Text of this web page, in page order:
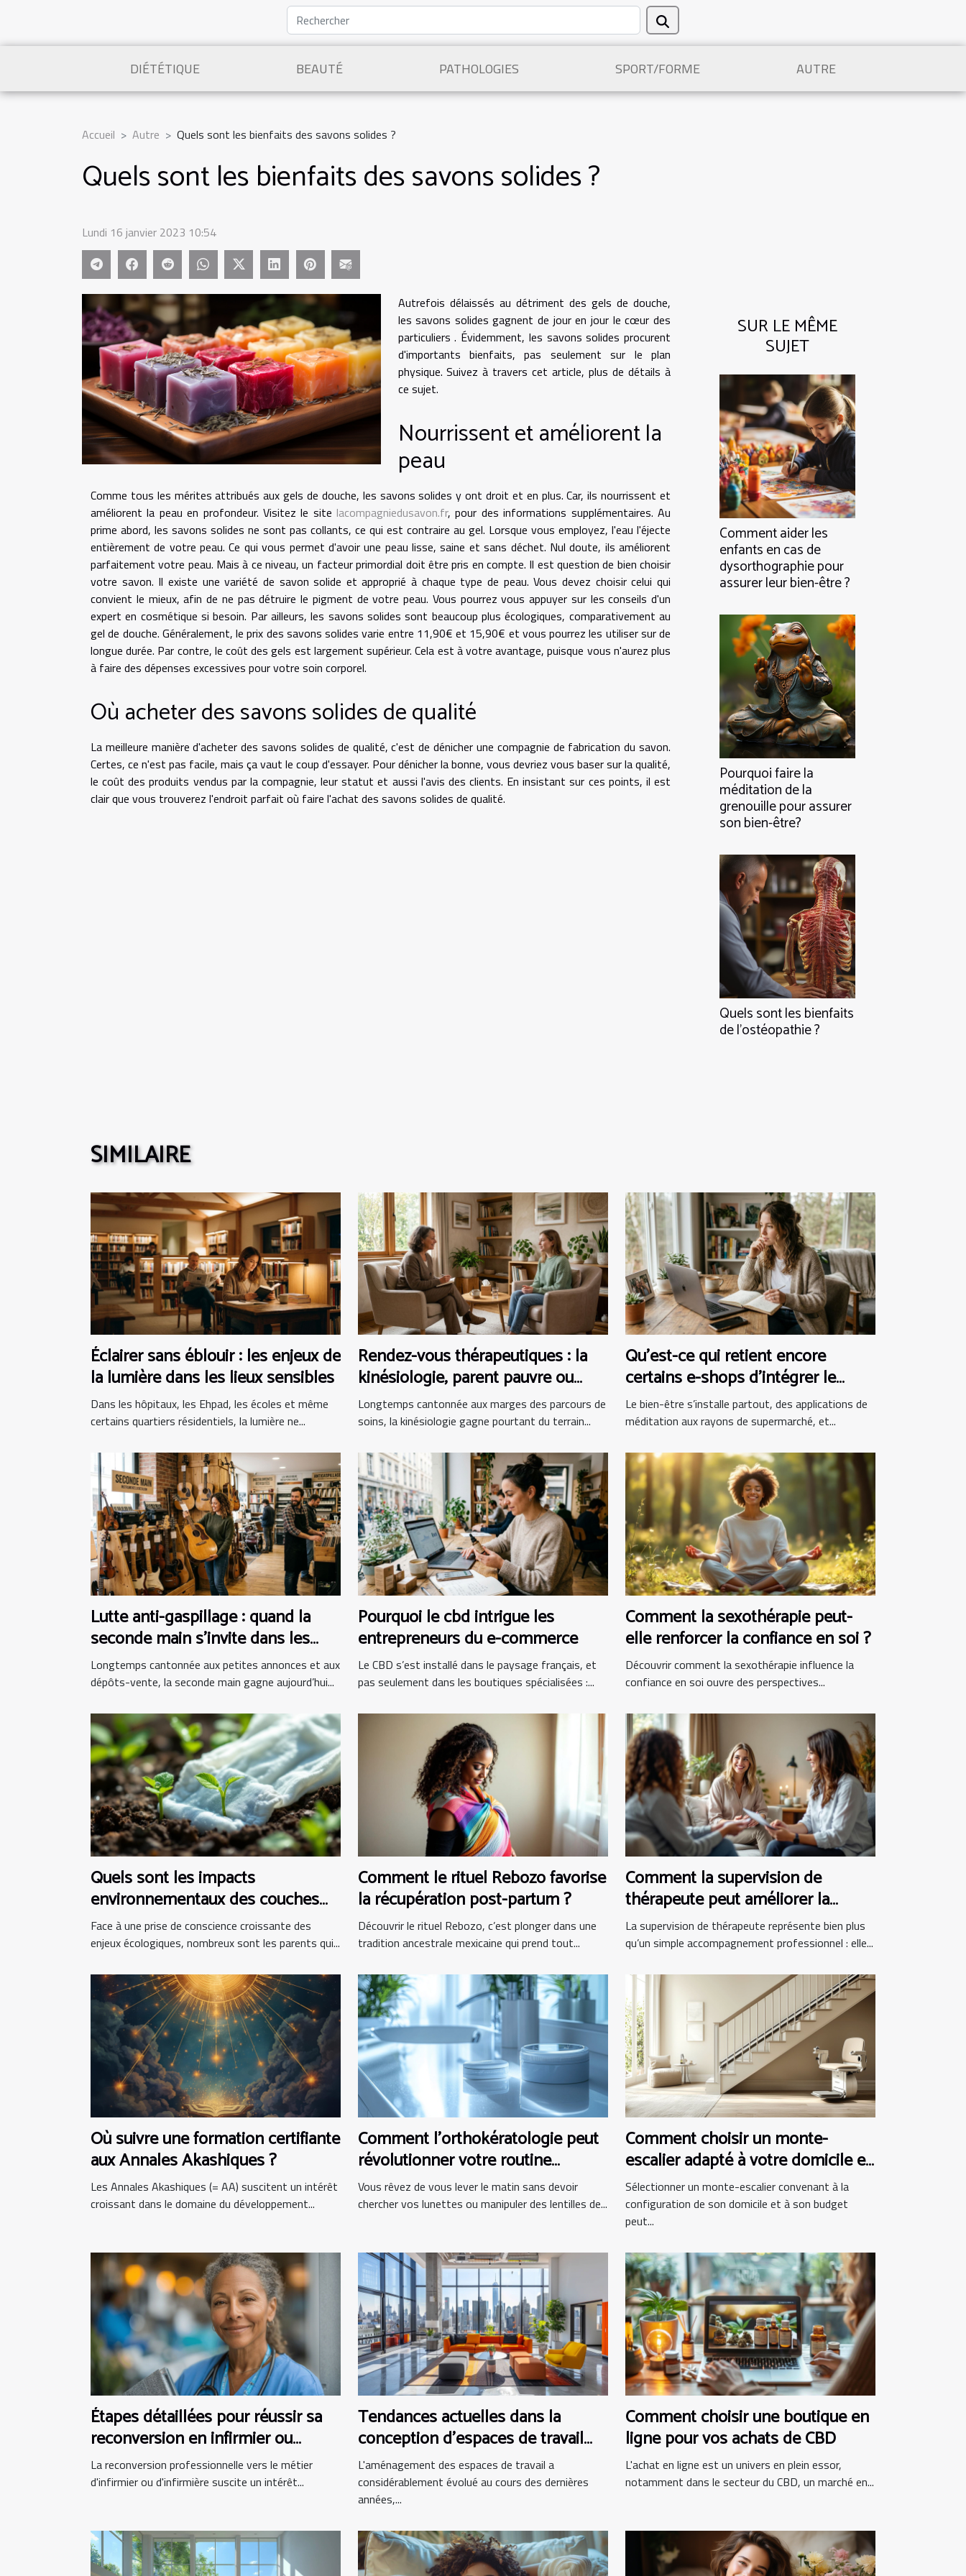
DIÉTÉTIQUE BEAUTÉ PATHOLOGIES SPORT/FORME AUTRE
Accueil Autre Quels sont les bienfaits des savons solides ?
Quels sont les bienfaits des savons solides ?
Lundi 16 janvier 2023 10:54
Autrefois délaissés au détriment des gels de douche,
les savons solides gagnent de jour en jour le cœur des
particuliers . Évidemment, les savons solides procurent
d'importants bienfaits, pas seulement sur le plan
physique. Suivez à travers cet article, plus de détails à
ce sujet.
Nourrissent et améliorent la
peau
Comme tous les mérites attribués aux gels de douche, les savons solides y ont droit et en plus. Car, ils nourrissent et
améliorent la peau en profondeur. Visitez le site lacompagniedusavon.fr, pour des informations supplémentaires. Au
prime abord, les savons solides ne sont pas collants, ce qui est contraire au gel. Lorsque vous employez, l'eau l'éjecte
entièrement de votre peau. Ce qui vous permet d'avoir une peau lisse, saine et sans déchet. Nul doute, ils améliorent
parfaitement votre peau. Mais à ce niveau, un facteur primordial doit être pris en compte. Il est question de bien choisir
votre savon. Il existe une variété de savon solide et approprié à chaque type de peau. Vous devez choisir celui qui
convient le mieux, afin de ne pas détruire le pigment de votre peau. Vous pourrez vous appuyer sur les conseils d'un
expert en cosmétique si besoin. Par ailleurs, les savons solides sont beaucoup plus écologiques, comparativement au
gel de douche. Généralement, le prix des savons solides varie entre 11,90€ et 15,90€ et vous pourrez les utiliser sur de
longue durée. Par contre, le coût des gels est largement supérieur. Cela est à votre avantage, puisque vous n'aurez plus
à faire des dépenses excessives pour votre soin corporel.
Où acheter des savons solides de qualité
La meilleure manière d'acheter des savons solides de qualité, c'est de dénicher une compagnie de fabrication du savon.
Certes, ce n'est pas facile, mais ça vaut le coup d'essayer. Pour dénicher la bonne, vous devriez vous baser sur la qualité,
le coût des produits vendus par la compagnie, leur statut et aussi l'avis des clients. En insistant sur ces points, il est
clair que vous trouverez l'endroit parfait où faire l'achat des savons solides de qualité.
SUR LE MÊME
SUJET
Comment aider les
enfants en cas de
dysorthographie pour
assurer leur bien-être ?
Pourquoi faire la
méditation de la
grenouille pour assurer
son bien-être?
Quels sont les bienfaits
de l’ostéopathie ?
SIMILAIRE
Éclairer sans éblouir : les enjeux de
la lumière dans les lieux sensibles
Dans les hôpitaux, les Ehpad, les écoles et même
certains quartiers résidentiels, la lumière ne...
Rendez-vous thérapeutiques : la
kinésiologie, parent pauvre ou
alliée incontournable ?
Longtemps cantonnée aux marges des parcours de
soins, la kinésiologie gagne pourtant du terrain...
Qu’est-ce qui retient encore
certains e-shops d’intégrer le
bien-être au panier ?
Le bien-être s’installe partout, des applications de
méditation aux rayons de supermarché, et...
Lutte anti-gaspillage : quand la
seconde main s’invite dans les
boutiques d’instruments
Longtemps cantonnée aux petites annonces et aux
dépôts-vente, la seconde main gagne aujourd’hui...
Pourquoi le cbd intrigue les
entrepreneurs du e-commerce
Le CBD s’est installé dans le paysage français, et
pas seulement dans les boutiques spécialisées :...
Comment la sexothérapie peut-
elle renforcer la confiance en soi ?
Découvrir comment la sexothérapie influence la
confiance en soi ouvre des perspectives...
Quels sont les impacts
environnementaux des couches
bio ?
Face à une prise de conscience croissante des
enjeux écologiques, nombreux sont les parents qui...
Comment le rituel Rebozo favorise
la récupération post-partum ?
Découvrir le rituel Rebozo, c’est plonger dans une
tradition ancestrale mexicaine qui prend tout...
Comment la supervision de
thérapeute peut améliorer la
pratique clinique
La supervision de thérapeute représente bien plus
qu’un simple accompagnement professionnel : elle...
Où suivre une formation certifiante
aux Annales Akashiques ?
Les Annales Akashiques (= AA) suscitent un intérêt
croissant dans le domaine du développement...
Comment l'orthokératologie peut
révolutionner votre routine
matinale ?
Vous rêvez de vous lever le matin sans devoir
chercher vos lunettes ou manipuler des lentilles de...
Comment choisir un monte-
escalier adapté à votre domicile et
budget
Sélectionner un monte-escalier convenant à la
configuration de son domicile et à son budget
peut...
Étapes détaillées pour réussir sa
reconversion en infirmier ou
infirmière
La reconversion professionnelle vers le métier
d'infirmier ou d'infirmière suscite un intérêt...
Tendances actuelles dans la
conception d'espaces de travail
modernes
L'aménagement des espaces de travail a
considérablement évolué au cours des dernières
années,...
Comment choisir une boutique en
ligne pour vos achats de CBD
L'achat en ligne est un univers en plein essor,
notamment dans le secteur du CBD, un marché en...